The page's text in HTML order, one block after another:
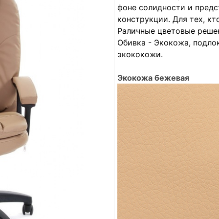
фоне солидности и
конструкции. Для тех,
Раличные цветовые
Обивка - Экокожа,
экококожи.
Экокожа бежевая